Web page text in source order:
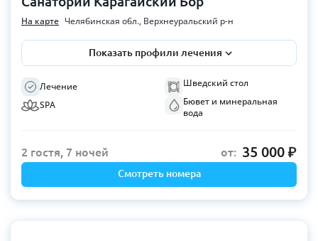
На карте Челябинская обл., Верхнеуральский р-н
Показать профили лечения
Лечение
SPA
Шведский стол
Бювет и минеральная
вода
2 гостя, 7 ночей от: 35 000
Смотреть номера